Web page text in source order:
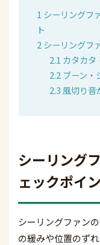
1 シーリングフ
ト
2 シーリングフ
2.1 カタカタ
2.2 ブーン・
2.3 風切り音
シーリング
ェックポイ
シーリングファン
の緩みや位置のず